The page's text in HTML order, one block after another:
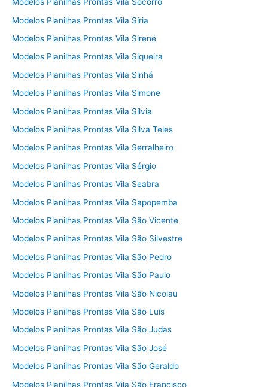
Modelos Planilhas Prontas Vila Síria
Modelos Planilhas Prontas Vila Sirene
Modelos Planilhas Prontas Vila Siqueira
Modelos Planilhas Prontas Vila Sinhá
Modelos Planilhas Prontas Vila Simone
Modelos Planilhas Prontas Vila Sílvia
Modelos Planilhas Prontas Vila Silva Teles
Modelos Planilhas Prontas Vila Serralheiro
Modelos Planilhas Prontas Vila Sérgio
Modelos Planilhas Prontas Vila Seabra
Modelos Planilhas Prontas Vila Sapopemba
Modelos Planilhas Prontas Vila São Vicente
Modelos Planilhas Prontas Vila São Silvestre
Modelos Planilhas Prontas Vila São Pedro
Modelos Planilhas Prontas Vila São Paulo
Modelos Planilhas Prontas Vila São Nicolau
Modelos Planilhas Prontas Vila São Luís
Modelos Planilhas Prontas Vila São Judas
Modelos Planilhas Prontas Vila São José
Modelos Planilhas Prontas Vila São Geraldo
Modelos Planilhas Prontas Vila São Francisco